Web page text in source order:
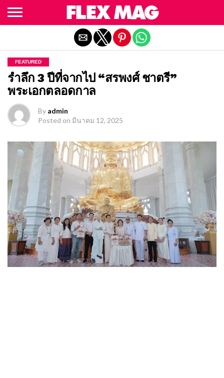
FEATURED
รำลึก 3 ปีที่จากไป “สรพงศ์ ชาตรี”
พระเอกตลอดกาล
By admin
Posted on มีนาคม 12, 2025
Exit mobile version